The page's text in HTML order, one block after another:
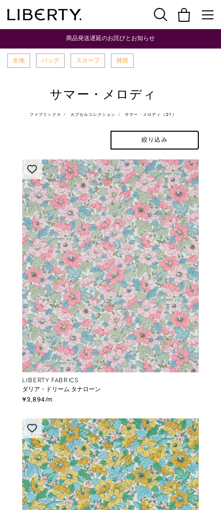
商品発送遅延のお詫びとお知らせ
生地 バッグ スカーフ 雑貨
サマー・メロディ
ファブリックス カプセルコレクション サマー・メロディ（21）
絞り込み
LIBERTY FABRICS
ダリア・ドリーム タナローン
¥3,894/m